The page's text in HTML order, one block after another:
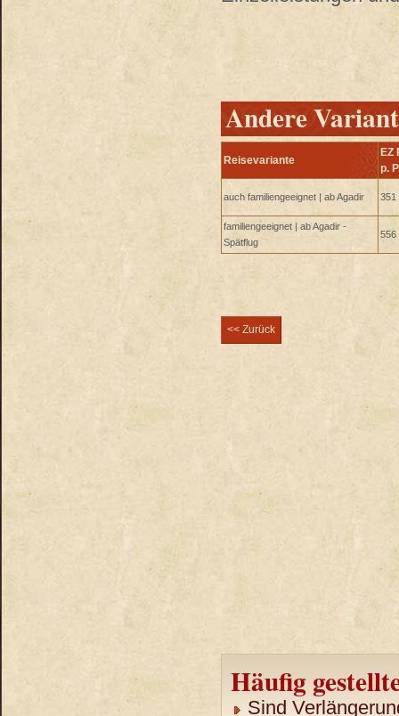
Andere
Reisevariante
EZ
p.
auch familiengeeignet | ab Agadir 351
familiengeeignet | ab Agadir -
Spätflug
556
<< Zurück
Häufig
Sind